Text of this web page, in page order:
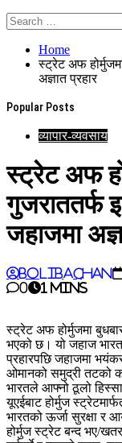
Home
स्ट्रेट अफ
अज्ञात प्रहार
Popular Posts
व्यापार-व्यवसाय
स्ट्रेट अफ
गुजराततर्फ
जहाजमा
BoliBachan
0
1 mins
स्ट्रेट अफ होर्मुजमा
भएको छ। यो जहाज
प्रहारपछि जहाजमा
ओमानको समुद्री तटको
भारतले आफ्नो ठूलो
यूएईबाट होर्मुज
भारतको ऊर्जा सुरक्षा र
होर्मुज स्ट्रेट बन्द भए/